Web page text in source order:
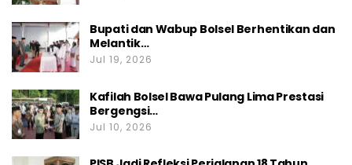
Bupati dan Wabup Bolsel Berhentikan dan
Melantik…
Jul 19, 2026
Kafilah Bolsel Bawa Pulang Lima Prestasi
Bergengsi…
Jul 10, 2026